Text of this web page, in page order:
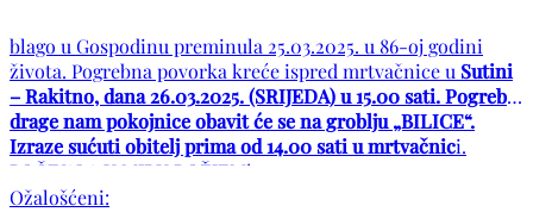
blago u Gospodinu preminula 25.03.2025. u 86-oj godini
života. Pogrebna povorka kreće ispred mrtvačnice u Sutini
– Rakitno, dana 26.03.2025. (SRIJEDA) u 15.00 sati. Pogreb
drage nam pokojnice obavit će se na groblju „BILICE“.
Izraze sućuti obitelj prima od 14.00 sati u mrtvačnici.
POČIVALA U MIRU BOŽJEM!
Ožalošćeni: